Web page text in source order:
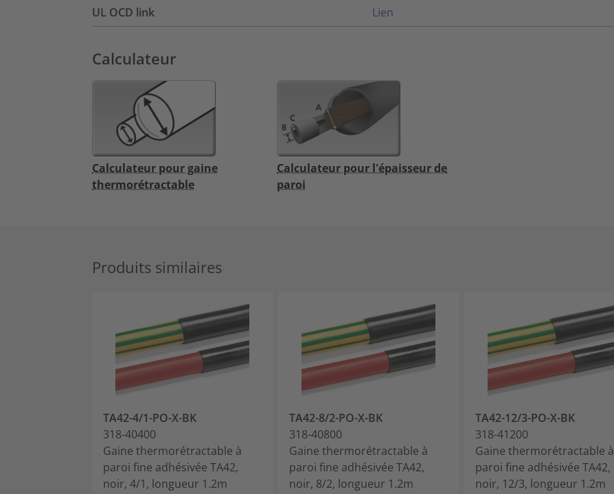
UL OCD link
Lien
Calculateur
Calculateur pour gaine
thermorétractable
Calculateur pour l'épaisseur de
paroi
Produits similaires
TA42-4/1-PO-X-BK
318-40400
Gaine thermorétractable à
paroi fine adhésivée TA42,
noir, 4/1, longueur 1.2m
TA42-8/2-PO-X-BK
318-40800
Gaine thermorétractable à
paroi fine adhésivée TA42,
noir, 8/2, longueur 1.2m
TA42-12/3-PO-X-BK
318-41200
Gaine thermorétractable à
paroi fine adhésivée TA42,
noir, 12/3, longueur 1.2m